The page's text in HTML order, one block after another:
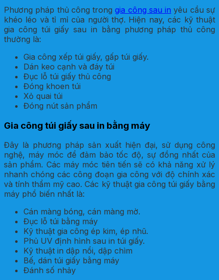
Phương pháp thủ công tronggia công sau in yêu cầu sự
khéo léo và tỉ mỉ của người thợ. Hiện nay, các kỹ thuật
gia công túi giấy sau in bằng phương pháp thủ công
thường là:
Gia công xếp túi giấy, gấp túi giấy.
Dán keo cạnh và đáy túi
Đục lỗ túi giấy thủ công
Đóng khoen túi
Xỏ quai túi
Đóng nút sản phẩm
Gia công túi giấy sau in bằng máy
Đây là phương pháp sản xuất hiện đại, sử dụng công
nghệ, máy móc để đảm bảo tốc độ, sự đồng nhất của
sản phẩm. Các máy móc tiên tiến sẽ có khả năng xử lý
nhanh chóng các công đoạn gia công với độ chính xác
và tính thẩm mỹ cao. Các kỹ thuật gia công túi giấy bằng
máy phổ biến nhất là:
Cán màng bóng, cán màng mờ.
Đục lỗ túi bằng máy
Kỹ thuật gia công ép kim, ép nhũ.
Phủ UV định hình sau in túi giấy.
Kỹ thuật in dập nổi, dập chìm
Bế, dán túi giấy bằng máy
Đánh số nhảy